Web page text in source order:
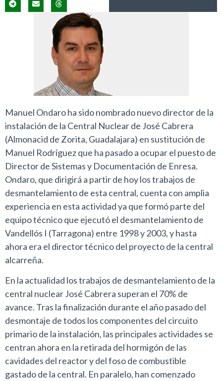
Manuel Ondaro ha sido nombrado nuevo director de la
instalación de la Central Nuclear de José Cabrera
(Almonacid de Zorita, Guadalajara) en sustitución de
Manuel Rodríguez que ha pasado a ocupar el puesto de
Director de Sistemas y Documentación de Enresa.
Ondaro, que dirigirá a partir de hoy los trabajos de
desmantelamiento de esta central, cuenta con amplia
experiencia en esta actividad ya que formó parte del
equipo técnico que ejecutó el desmantelamiento de
Vandellós I (Tarragona) entre 1998 y 2003, y hasta
ahora era el director técnico del proyecto de la central
alcarreña.
En la actualidad los trabajos de desmantelamiento de la
central nuclear José Cabrera superan el 70% de
avance. Tras la finalización durante el año pasado del
desmontaje de todos los componentes del circuito
primario de la instalación, las principales actividades se
centran ahora en la retirada del hormigón de las
cavidades del reactor y del foso de combustible
gastado de la central. En paralelo, han comenzado